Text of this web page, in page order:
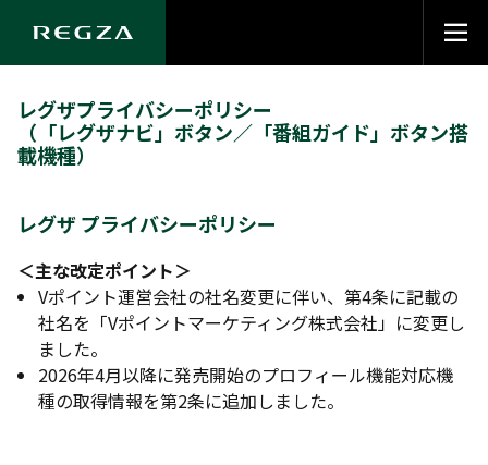
レグザプライバシーポリシー
（「レグザナビ」ボタン／「番組ガイド」ボタン搭
載機種）
レグザ プライバシーポリシー
＜主な改定ポイント＞
Vポイント運営会社の社名変更に伴い、第4条に記載の
社名を「Vポイントマーケティング株式会社」に変更し
ました。
2026年4月以降に発売開始のプロフィール機能対応機
種の取得情報を第2条に追加しました。